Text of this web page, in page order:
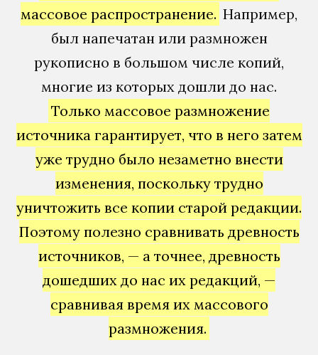
массовое распространение. Например,
был напечатан или размножен
рукописно в большом числе копий,
многие из которых дошли до нас.
Только массовое размножение
источника гарантирует, что в него затем
уже трудно было незаметно внести
изменения, поскольку трудно
уничтожить все копии старой редакции.
Поэтому полезно сравнивать древность
источников, — а точнее, древность
дошедших до нас их редакций, —
сравнивая время их массового
размножения.